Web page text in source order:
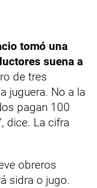
tomó una
suena a
de tres
juguera. No a la
pagan 100
dice. La cifra
obreros
sidra o jugo.